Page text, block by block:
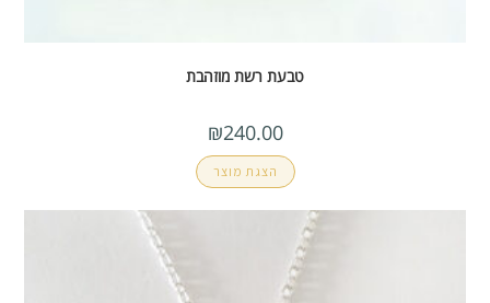
טבעת רשת מוזהבת
₪240.00
הצגת מוצר